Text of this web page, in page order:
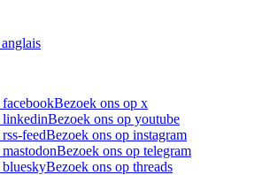
Bezoek ons op x
linkedinBezoek ons op youtube
feedBezoek ons op instagram
Bezoek ons op telegram
Bezoek ons op threads